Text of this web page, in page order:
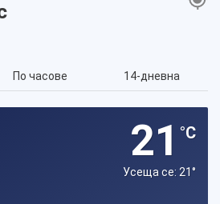
По часове 14-дневна
21 °C
Усеща се: 21°